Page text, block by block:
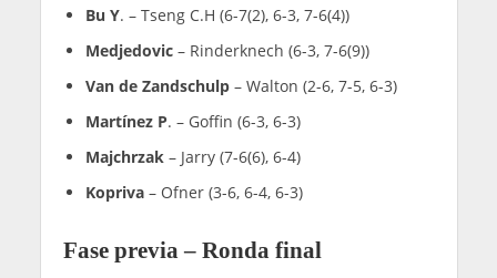
Bu Y. – Tseng C.H (6-7(2), 6-3, 7-6(4))
Medjedovic– Rinderknech (6-3, 7-6(9))
Van de Zandschulp– Walton (2-6, 7-5, 6-3)
Martínez P. – Goffin (6-3, 6-3)
Majchrzak– Jarry (7-6(6), 6-4)
Kopriva– Ofner (3-6, 6-4, 6-3)
Fase previa – Ronda final